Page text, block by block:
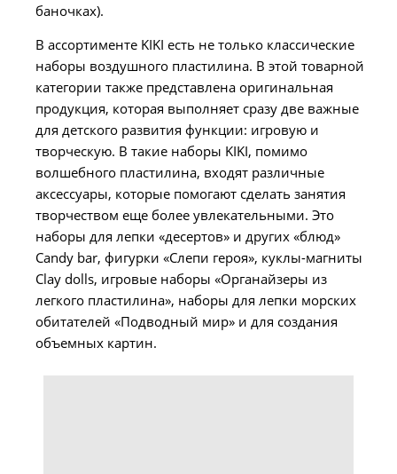
баночках).
В ассортименте KIKI есть не только классические
наборы воздушного пластилина. В этой товарной
категории также представлена оригинальная
продукция, которая выполняет сразу две важные
для детского развития функции: игровую и
творческую. В такие наборы KIKI, помимо
волшебного пластилина, входят различные
аксессуары, которые помогают сделать занятия
творчеством еще более увлекательными. Это
наборы для лепки «десертов» и других «блюд»
Candy bar, фигурки «Слепи героя», куклы-магниты
Clay dolls, игровые наборы «Органайзеры из
легкого пластилина», наборы для лепки морских
обитателей «Подводный мир» и для создания
объемных картин.